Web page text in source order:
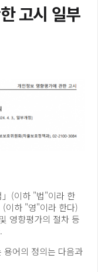
고시 일부
(이하 "법"이라 한
이하 "영"이라 한다)
영향평가의 절차 등
용어의 정의는 다음과